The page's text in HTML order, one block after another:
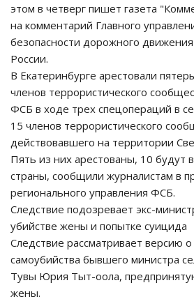
этом в четверг пишет газета
на комментарий Главного
безопасности дорожного
России.
В Екатеринбурге арестовали
членов террористического
ФСБ в ходе трех спецопераций в
15 членов террористического
действовавшего на территории
Пять из них арестованы, 10 будут
страны, сообщили журналистам в
регионального управления ФСБ.
Следствие подозревает экс-
убийстве жены и попытке суицида
Следствие рассматривает версию
самоубийства бывшего министра
Тувы Юрия Тыт-оола,
жены.